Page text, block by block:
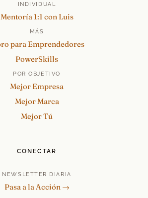
INDIVIDUAL
Mentoría 1:1 con Luis
MÁS
para Emprendedores
PowerSkills
POR OBJETIVO
Mejor Empresa
Mejor Marca
Mejor Tú
CONECTAR
NEWSLETTER DIARIA
Pasa a la Acción →